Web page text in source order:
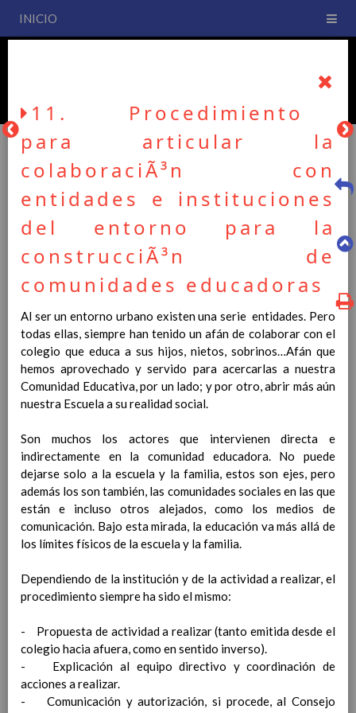
INICIO
PLAN DE CENTRO
La entrada en vigor del Real Decreto 126/2014, de 28 de
febrero, por el que se establece el currículo básico de la
Educación Primaria, se ha hecho necesario la revisión y
adecuación de nuestro Plan de Centro a esta normativa, el cual
usted podrá consultar desde este sitio web.
Esperamos que sea de su interés.
Contenido
IntroducciÃ³n
Proyecto Educativo
Marco Normativo
Objetivos propios para la mejora del rendimiento
escolar
LÃ­neas generales de actuaciÃ³n pedagÃ³gica
CoordinaciÃ³n y concreciÃ³n de los contenidos
curriculares, asÃ­ como el tratamiento transversal
enseÃ±anzas
EducaciÃ³n Infantil (Segundo Ciclo)
Objetivos generales 15 noviembre 2019
Ãreas Curriculares
InterrelaciÃ³n de las inteligencias
y de Ã¡reas curriculares.
11. Procedimiento
para articular la
colaboraciÃ³n con
entidades e instituciones
del entorno para la
construcciÃ³n de
comunidades educadoras
Al ser un entorno urbano existen una serie entidades. Pero
todas ellas, siempre han tenido un afán de colaborar con el
colegio que educa a sus hijos, nietos, sobrinos…Afán que
hemos aprovechado y servido para acercarlas a nuestra
Comunidad Educativa, por un lado; y por otro, abrir más aún
nuestra Escuela a su realidad social.
Son muchos los actores que intervienen directa e
indirectamente en la comunidad educadora. No puede
dejarse solo a la escuela y la familia, estos son ejes, pero
además los son también, las comunidades sociales en las que
están e incluso otros alejados, como los medios de
comunicación. Bajo esta mirada, la educación va más allá de
los límites físicos de la escuela y la familia.
Dependiendo de la institución y de la actividad a realizar, el
procedimiento siempre ha sido el mismo:
- Propuesta de actividad a realizar (tanto emitida desde el
colegio hacia afuera, como en sentido inverso).
- Explicación al equipo directivo y coordinación de
acciones a realizar.
- Comunicación y autorización, si procede, al Consejo